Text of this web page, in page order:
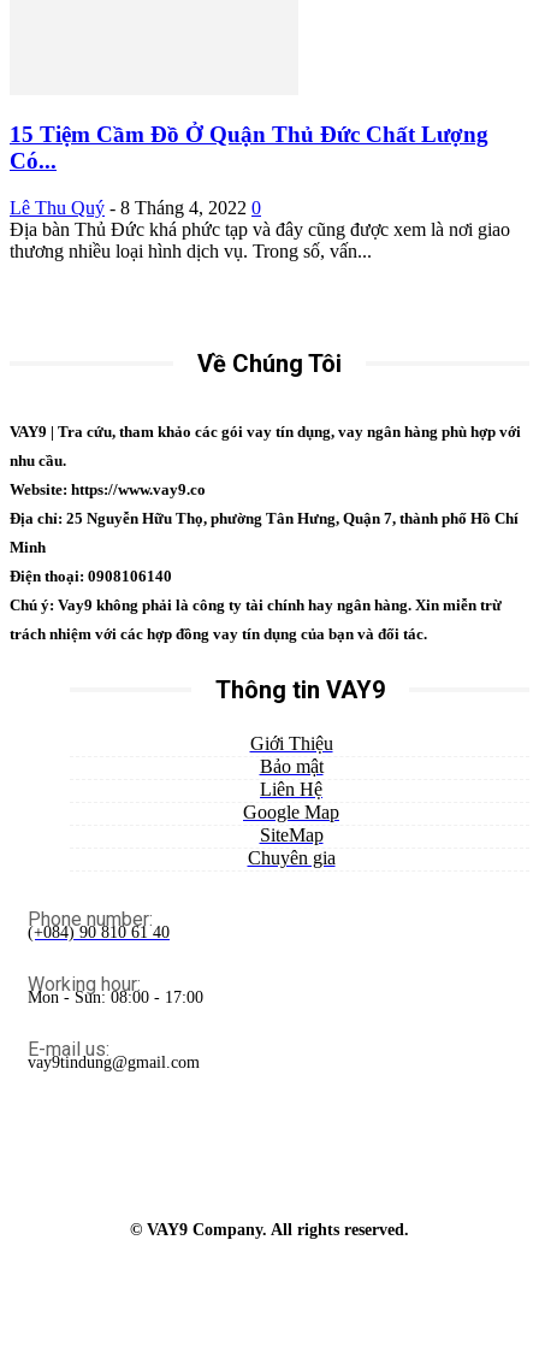
15 Tiệm Cầm Đồ Ở Quận Thủ Đức Chất Lượng
Có...
Lê Thu Quý - 8 Tháng 4, 2022 0
Địa bàn Thủ Đức khá phức tạp và đây cũng được xem là nơi giao
thương nhiều loại hình dịch vụ. Trong số, vấn...
Về Chúng Tôi
VAY9 | Tra cứu, tham khảo các gói vay tín dụng, vay ngân hàng phù hợp với
nhu cầu.
Website: https://www.vay9.co
Địa chỉ: 25 Nguyễn Hữu Thọ, phường Tân Hưng, Quận 7, thành phố Hồ Chí
Minh
Điện thoại: 0908106140
Chú ý: Vay9 không phải là công ty tài chính hay ngân hàng. Xin miễn trừ
trách nhiệm với các hợp đồng vay tín dụng của bạn và đối tác.
Thông tin VAY9
Giới Thiệu
Bảo mật
Liên Hệ
Google Map
SiteMap
Chuyên gia
Phone number:
(+084) 90 810 61 40
Working hour:
Mon - Sun: 08:00 - 17:00
E-mail us:
vay9tindung@gmail.com
© VAY9 Company. All rights reserved.